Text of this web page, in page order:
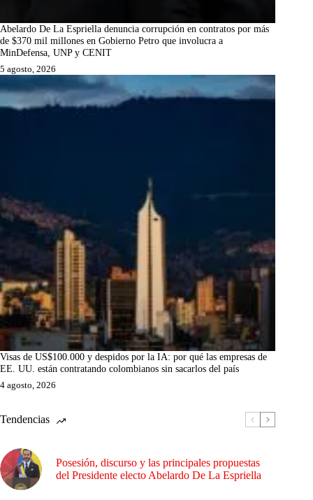
Abelardo De La Espriella denuncia corrupción en contratos por más
de $370 mil millones en Gobierno Petro que involucra a
MinDefensa, UNP y CENIT
5 agosto, 2026
Visas de US$100.000 y despidos por la IA: por qué las empresas de
EE. UU. están contratando colombianos sin sacarlos del país
4 agosto, 2026
Tendencias
Posesión, discurso y las principales propuestas
del Presidente electo Abelardo De La Espriella